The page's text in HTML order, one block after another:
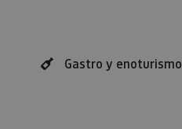
Gastro y enoturismo